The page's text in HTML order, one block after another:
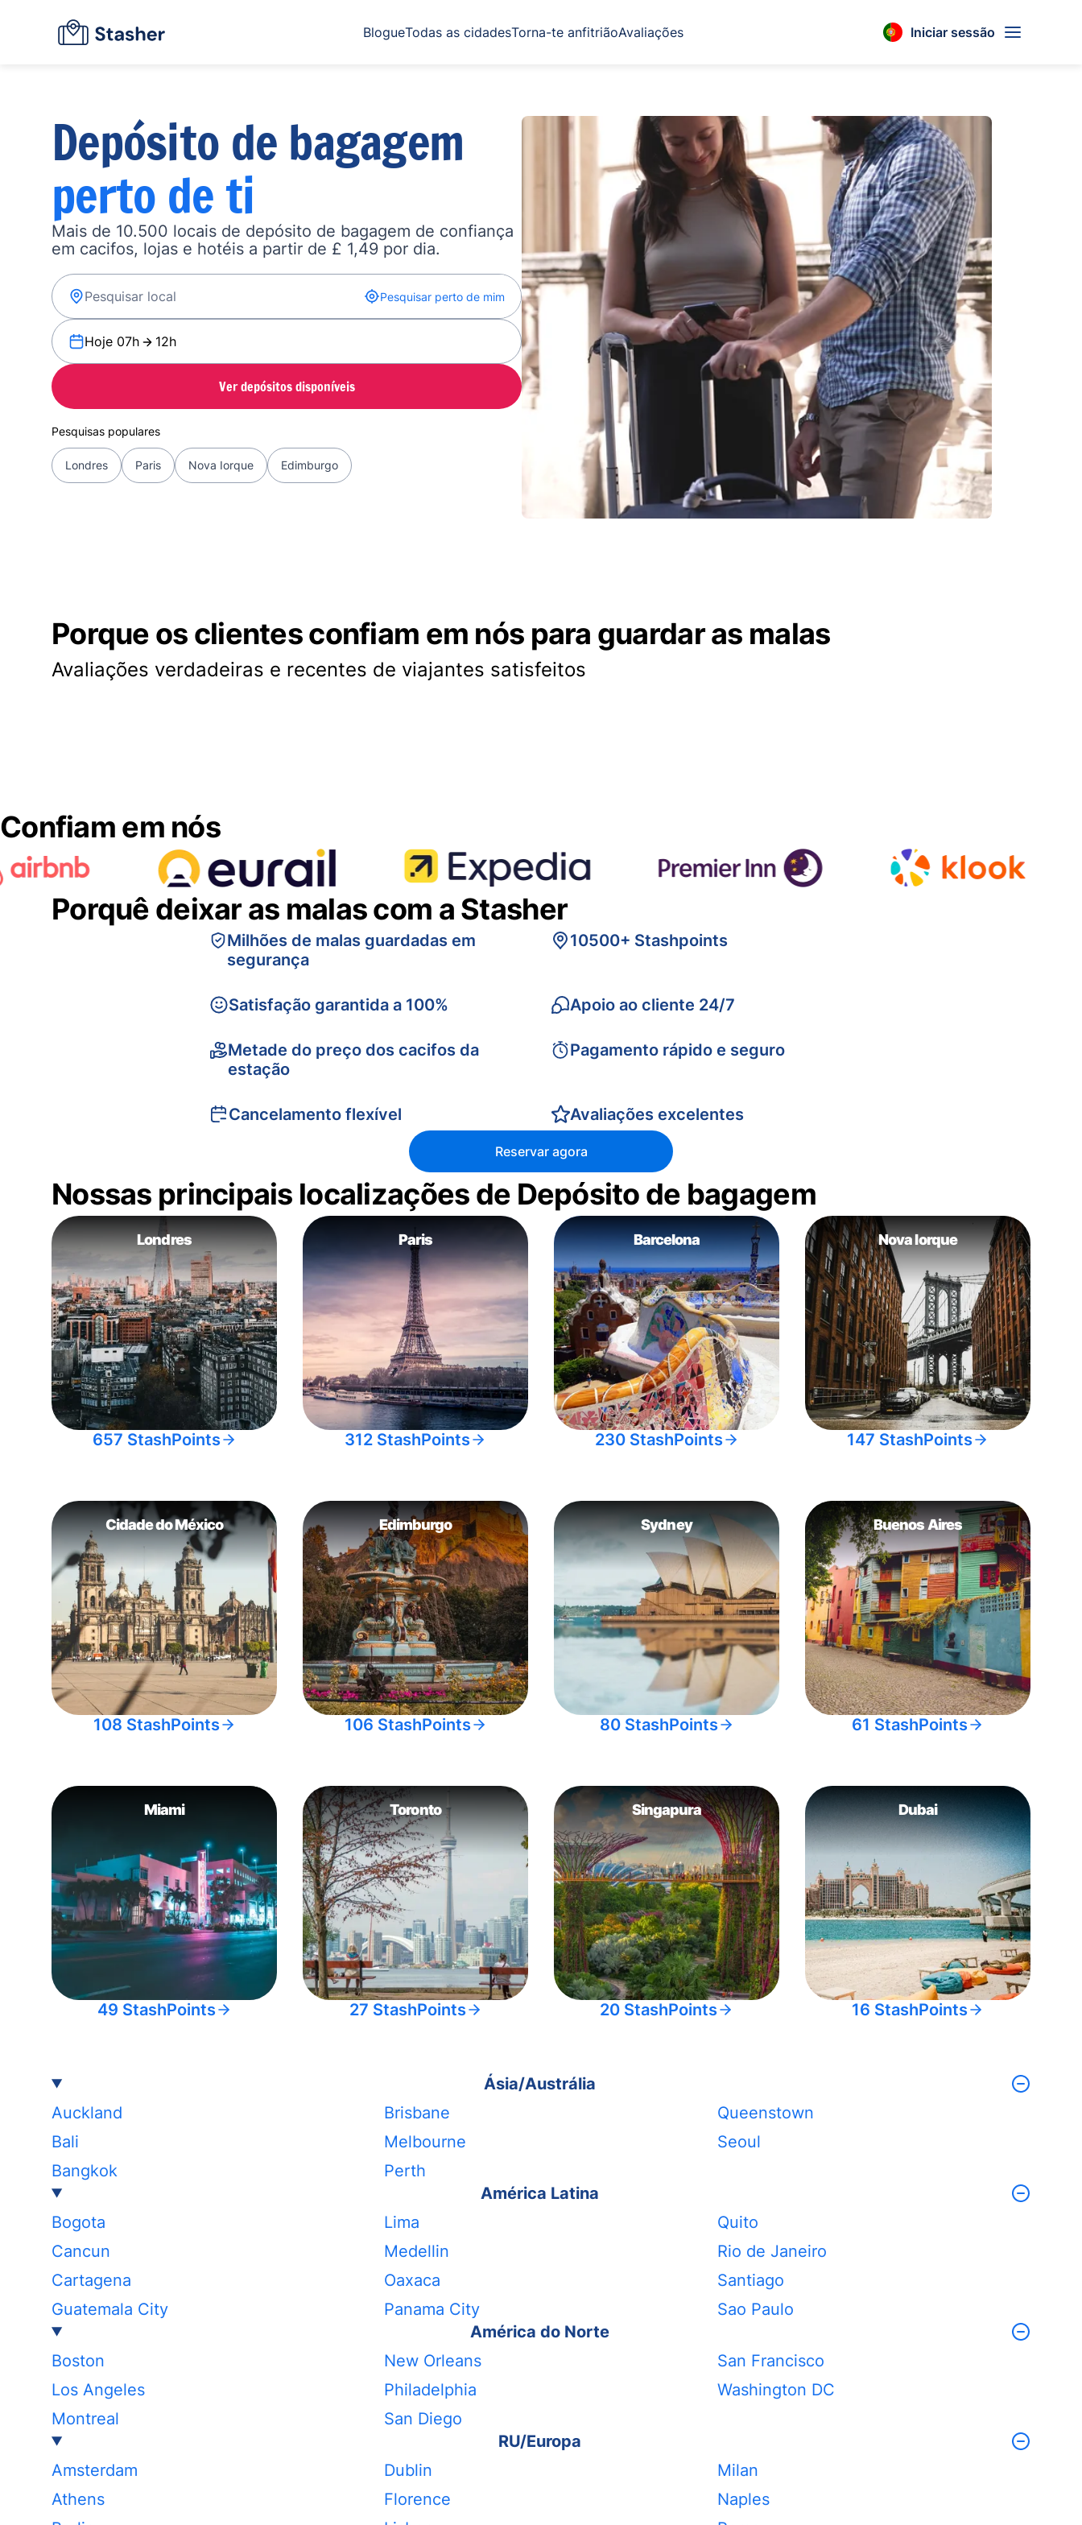
BlogueTodas as cidadesTorna-te anfitriãoAvaliações Iniciar sessão
Depósito de bagagem
perto de ti
Mais de 10.500 locais de depósito de bagagem de confiança
em cacifos, lojas e hotéis a partir de £ 1,49 por dia.
Pesquisar perto de mim
Hoje 07h 12h
Ver depósitos disponíveis
Pesquisas populares
Londres Paris Nova Iorque Edimburgo
Porque os clientes confiam em nós para guardar as malas
Avaliações verdadeiras e recentes de viajantes satisfeitos
Confiam em nós
Porquê deixar as malas com a Stasher
Milhões de malas guardadas em
segurança
Satisfação garantida a 100%
Metade do preço dos cacifos da
estação
Cancelamento flexível
10500+ Stashpoints
Apoio ao cliente 24/7
Pagamento rápido e seguro
Avaliações excelentes
Reservar agora
Nossas principais localizações de Depósito de bagagem
Londres
657 StashPoints
Paris
312 StashPoints
Barcelona
230 StashPoints
Nova Iorque
147 StashPoints
Cidade do México
108 StashPoints
Edimburgo
106 StashPoints
Sydney
80 StashPoints
Buenos Aires
61 StashPoints
Miami
49 StashPoints
Toronto
27 StashPoints
Singapura
20 StashPoints
Dubai
16 StashPoints
Ásia/Austrália
Auckland
Bali
Bangkok
Brisbane
Melbourne
Perth
Queenstown
Seoul
América Latina
Bogota
Cancun
Cartagena
Guatemala City
Lima
Medellin
Oaxaca
Panama City
Quito
Rio de Janeiro
Santiago
Sao Paulo
América do Norte
Boston
Los Angeles
Montreal
New Orleans
Philadelphia
San Diego
San Francisco
Washington DC
RU/Europa
Amsterdam
Athens
Dublin
Florence
Milan
Naples